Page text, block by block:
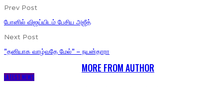
Prev Post
போனில் விஜய்யிடம் பேசிய அஜீத்
Next Post
”தனியாக வாழ்வதே மேல்” – நயன்தாரா
MORE FROM AUTHOR
LATEST NEWS